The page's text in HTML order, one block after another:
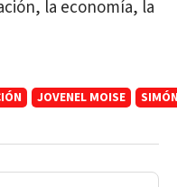
la economía, la
JOVENEL MOISE